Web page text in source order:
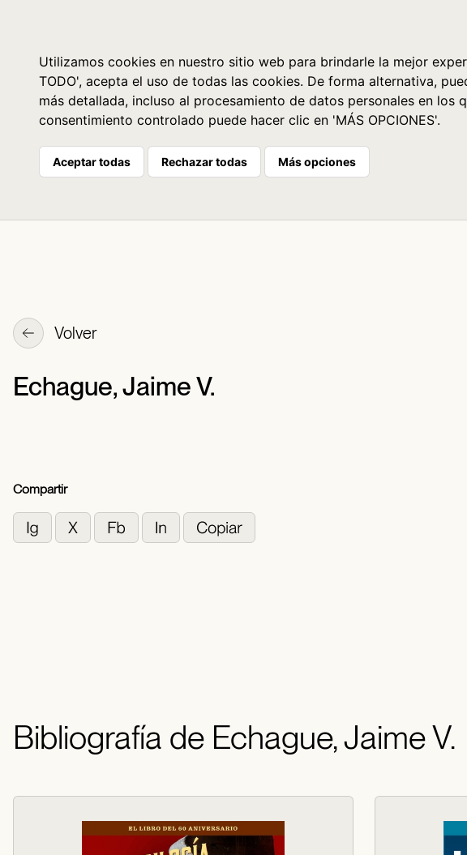
Utilizamos cookies en nuestro sitio web para brindarle la mejor
TODO', acepta el uso de todas las cookies. De forma alternativa,
más detallada, incluso al procesamiento de datos personales en
consentimiento controlado puede hacer clic en 'MÁS OPCIONES'.
Aceptar todas Rechazar todas Más opciones
Volver
Echague, Jaime V.
Compartir
Bibliografía de Echague, Jaime V.